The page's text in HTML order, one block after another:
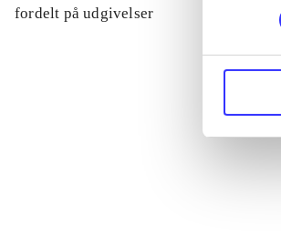
fordelt på udgivelser